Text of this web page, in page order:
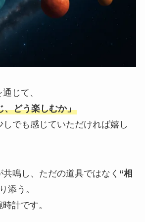
じて、
、どう楽しむか」
しでも感じていただければ嬉し
鳴し、ただの道具ではなく “相
添う。
計です。